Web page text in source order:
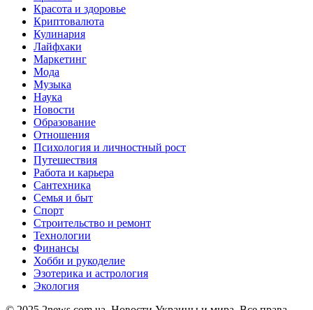
Красота и здоровье
Криптовалюта
Кулинария
Лайфхаки
Маркетинг
Мода
Музыка
Наука
Новости
Образование
Отношения
Психология и личностный рост
Путешествия
Работа и карьера
Сантехника
Семья и быт
Спорт
Строительство и ремонт
Технологии
Финансы
Хобби и рукоделие
Эзотерика и астрология
Экология